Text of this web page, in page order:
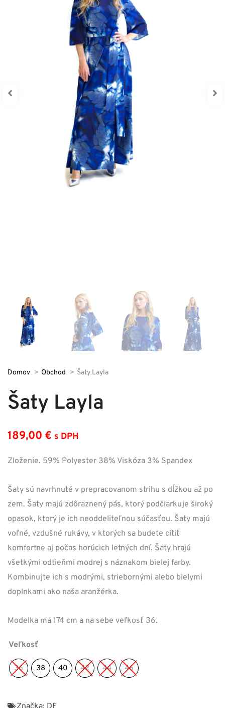
Domov Obchod Šaty Layla
Šaty Layla
189,00 € s DPH
Zloženie. 59% Polyester 38% Viskóza 3% Spandex
Šaty sú navrhnuté v prepracovanom strihu s dĺžkou až po
zem. Šaty majú zdôraznený pás, ktorý podčiarkuje široký
opasok, ktorý je ich neoddeliteľnou súčasťou. Šaty majú
voľné, vzdušné rukávy, v ktorých sa budete cítiť
komfortne aj počas horúcich letných dní. Šaty hrajú
všetkými odtieňmi modrej s náznakom bielej farby.
Kombinujte ich s modrými, striebornými alebo bielymi
doplnkami ako naša aranžérka.
Modelka má 174 cm a na sebe veľkosť 36.
Veľkosť
36 38 40 42 44 46